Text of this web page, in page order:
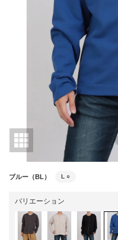
ブルー（BL） L ○
バリエーション